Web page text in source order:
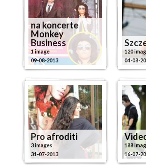
na koncerte
Monkey
Business
1 image
09-08-2013
120
04-08-
Pro afroditi
3 images
31-07-2013
188
16-07-